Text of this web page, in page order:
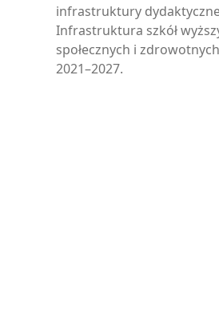
infrastruktury dydaktycznej
Infrastruktura szkół
społecznych i
2021–2027.